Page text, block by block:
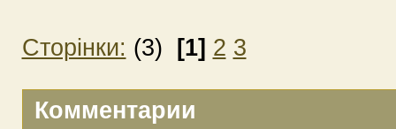
Сторінки: (3) [1] 2 3
Комментарии